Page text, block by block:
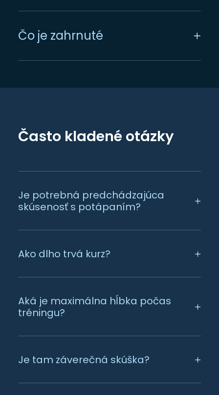
Čo je zahrnuté
Často kladené otázky
Je potrebná predchádzajúca
skúsenosť s potápaním?
Ako dlho trvá kurz?
Aká je maximálna hĺbka počas
tréningu?
Je tam záverečná skúška?